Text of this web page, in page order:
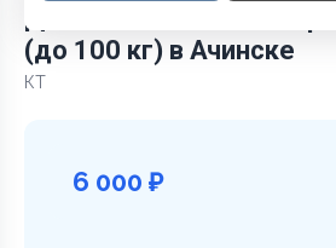
Дополнительное
(до 100 кг) в Ачинске
КТ
6 000 ₽